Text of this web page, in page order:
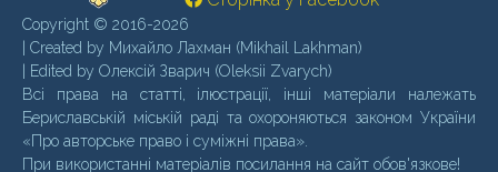
Copyright © 2016-2026
| Created by Михайло Лахман (Mikhail Lakhman)
| Edited by Олексій Зварич (Oleksii Zvarych)
Всі права на статті, ілюстрації, інші матеріали належать
Бериславській міській раді та охороняються законом України
«Про авторське право і суміжні права».
При використанні матеріалів посилання на сайт обов'язкове!